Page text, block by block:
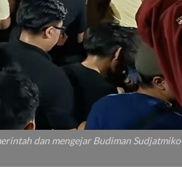
dan mengejar Budiman Sudjatmiko